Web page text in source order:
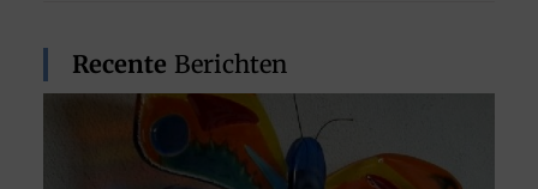
Recente Berichten